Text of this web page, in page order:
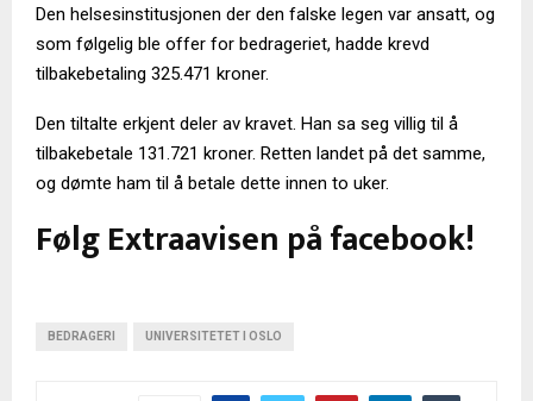
Den helsesinstitusjonen der den falske legen var ansatt, og
som følgelig ble offer for bedrageriet, hadde krevd
tilbakebetaling 325.471 kroner.
Den tiltalte erkjent deler av kravet. Han sa seg villig til å
tilbakebetale 131.721 kroner. Retten landet på det samme,
og dømte ham til å betale dette innen to uker.
Følg Extraavisen på facebook!
BEDRAGERI UNIVERSITETET I OSLO